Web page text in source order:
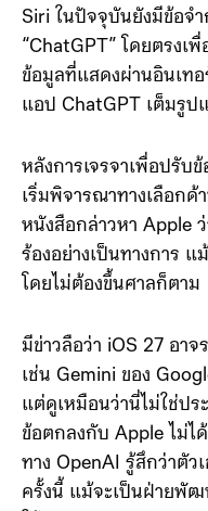
Siri ในปัจจุบันยังมีข้อจ
“ChatGPT” โดยตรงเ
ข้อมูลที่แสดงผ่านอินเทอ
แอป ChatGPT เต็มรูป
หลังการเจรจาเพื่อปรับ
เริ่มพิจารณาทางเลือกด้
หนังสือกล่าวหา Apple
ร้องอย่างเป็นทางการ
โดยไม่ต้องขึ้นศาลก็ตาม
มีข่าวลือว่า iOS 27 อา
เช่น Gemini ของ
แต่ดูเหมือนว่านี่ไม่ใช่ปร
ข้อตกลงกับ Apple ไม่
ทาง OpenAI รู้สึกว่าตัว
ครั้งนี้ แม้จะเป็นฝ่ายพัฒ